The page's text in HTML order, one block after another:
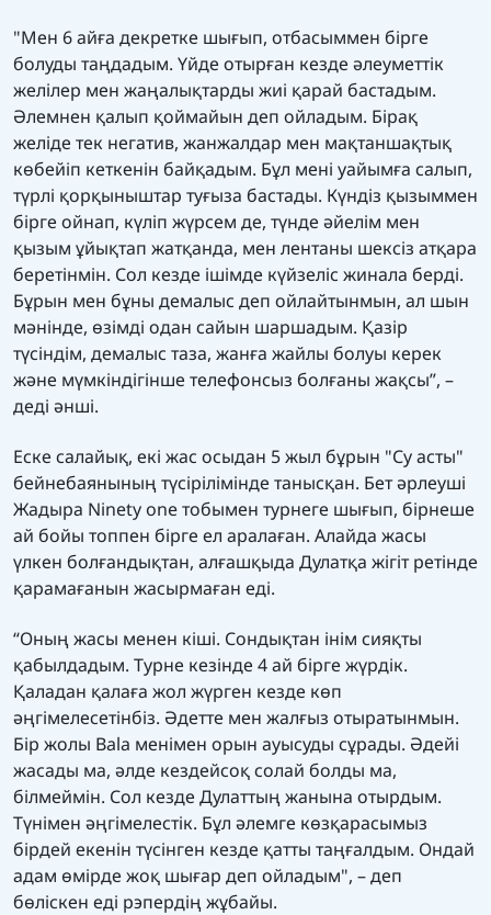
"Мен 6 айға декретке шығып, отбасыммен бірге
болуды таңдадым. Үйде отырған кезде әлеуметтік
желілер мен жаңалықтарды жиі қарай бастадым.
Әлемнен қалып қоймайын деп ойладым. Бірақ
желіде тек негатив, жанжалдар мен мақтаншақтық
көбейіп кеткенін байқадым. Бұл мені уайымға салып,
түрлі қорқыныштар туғыза бастады. Күндіз қызыммен
бірге ойнап, күліп жүрсем де, түнде әйелім мен
қызым ұйықтап жатқанда, мен лентаны шексіз атқара
беретінмін. Сол кезде ішімде күйзеліс жинала берді.
Бұрын мен бұны демалыс деп ойлайтынмын, ал шын
мәнінде, өзімді одан сайын шаршадым. Қазір
түсіндім, демалыс таза, жанға жайлы болуы керек
және мүмкіндігінше телефонсыз болғаны жақсы”, –
деді әнші.
Еске салайық, екі жас осыдан 5 жыл бұрын "Су асты"
бейнебаянының түсірілімінде танысқан. Бет әрлеуші
Жадыра Ninety one тобымен турнеге шығып, бірнеше
ай бойы топпен бірге ел аралаған. Алайда жасы
үлкен болғандықтан, алғашқыда Дулатқа жігіт ретінде
қарамағанын жасырмаған еді.
“Оның жасы менен кіші. Сондықтан інім сияқты
қабылдадым. Турне кезінде 4 ай бірге жүрдік.
Қаладан қалаға жол жүрген кезде көп
әңгімелесетінбіз. Әдетте мен жалғыз отыратынмын.
Бір жолы Bala менімен орын ауысуды сұрады. Әдейі
жасады ма, әлде кездейсоқ солай болды ма,
білмеймін. Сол кезде Дулаттың жанына отырдым.
Түнімен әңгімелестік. Бұл әлемге көзқарасымыз
бірдей екенін түсінген кезде қатты таңғалдым. Ондай
адам өмірде жоқ шығар деп ойладым", – деп
бөліскен еді рэпердің жұбайы.